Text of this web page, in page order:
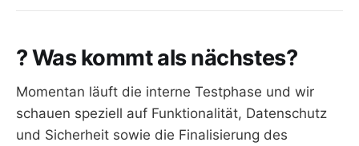
? Was kommt als nächstes?
Momentan läuft die interne Testphase und wir
schauen speziell auf Funktionalität, Datenschutz
und Sicherheit sowie die Finalisierung des